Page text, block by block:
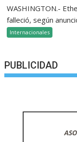
WASHINGTON.-
falleció, según
Internacionales
PUBLICIDAD